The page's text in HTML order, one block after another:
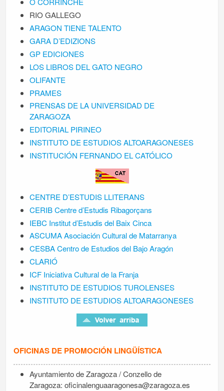
RIO GALLEGO
ARAGON TIENE TALENTO
GARA D’EDIZIONS
GP EDICIONES
LOS LIBROS DEL GATO NEGRO
OLIFANTE
PRAMES
PRENSAS DE LA UNIVERSIDAD DE
ZARAGOZA
EDITORIAL PIRINEO
INSTITUTO DE ESTUDIOS ALTOARAGONESES
INSTITUCIÓN FERNANDO EL CATÓLICO
CENTRE D’ESTUDIS LLITERANS
CERIB Centre d’Estudis Ribagorçans
IEBC Institut d’Estudis del Baix Cinca
ASCUMA Asociación Cultural de Matarranya
CESBA Centro de Estudios del Bajo Aragón
CLARIÓ
ICF Iniciativa Cultural de la Franja
INSTITUTO DE ESTUDIOS TUROLENSES
INSTITUTO DE ESTUDIOS ALTOARAGONESES
OFICINAS DE PROMOCIÓN LINGÜÍSTICA
Ayuntamiento de Zaragoza / Conzello de
Zaragoza: oficinalenguaaragonesa@zaragoza.es